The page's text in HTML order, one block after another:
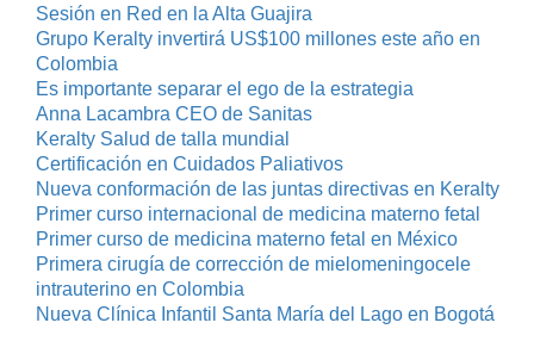
Sesión en Red en la Alta Guajira
Grupo Keralty invertirá US$100 millones este año en
Colombia
Es importante separar el ego de la estrategia
Anna Lacambra CEO de Sanitas
Keralty Salud de talla mundial
Certificación en Cuidados Paliativos
Nueva conformación de las juntas directivas en Keralty
Primer curso internacional de medicina materno fetal
Primer curso de medicina materno fetal en México
Primera cirugía de corrección de mielomeningocele
intrauterino en Colombia
Nueva Clínica Infantil Santa María del Lago en Bogotá